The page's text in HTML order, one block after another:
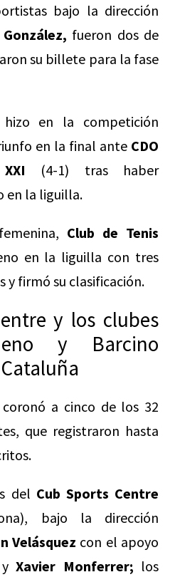
bajo la dirección
González, fueron dos de
su billete para la fase
en la competición
en la final ante CDO
(4-1) tras haber
en la liguilla.
Club de Tenis
en la liguilla con tres
y firmó su clasificación.
y los clubes
y Barcino
a cinco de los 32
que registraron hasta
del Cub Sports Centre
bajo la dirección
Velásquez con el apoyo
yXavier Monferrer; los